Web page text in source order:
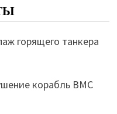
горящего танкера
корабль ВМС